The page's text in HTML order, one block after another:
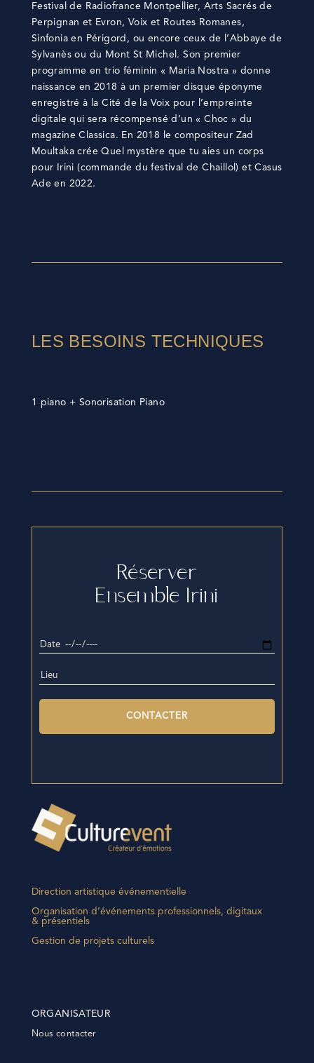
Festival de Radiofrance Montpellier, Arts Sacrés de
Perpignan et Evron, Voix et Routes Romanes,
Sinfonia en Périgord, ou encore ceux de l’Abbaye de
Sylvanès ou du Mont St Michel. Son premier
programme en trio féminin « Maria Nostra » donne
naissance en 2018 à un premier disque éponyme
enregistré à la Cité de la Voix pour l’empreinte
digitale qui sera récompensé d’un « Choc » du
magazine Classica. En 2018 le compositeur Zad
Moultaka crée Quel mystère que tu aies un corps
pour Irini (commande du festival de Chaillol) et Casus
Ade en 2022.
LES BESOINS TECHNIQUES
1 piano + Sonorisation Piano
Réserver
Ensemble Irini
Direction artistique événementielle
Organisation d’événements professionnels, digitaux
& présentiels
Gestion de projets culturels
ORGANISATEUR
Nous contacter